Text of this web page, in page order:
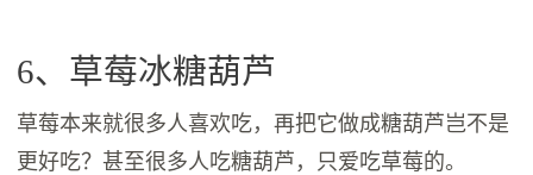
6、草莓冰糖葫芦
草莓本来就很多人喜欢吃，再把它做成糖葫芦岂不是
更好吃？甚至很多人吃糖葫芦，只爱吃草莓的。